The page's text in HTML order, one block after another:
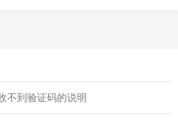
不到验证码的说明